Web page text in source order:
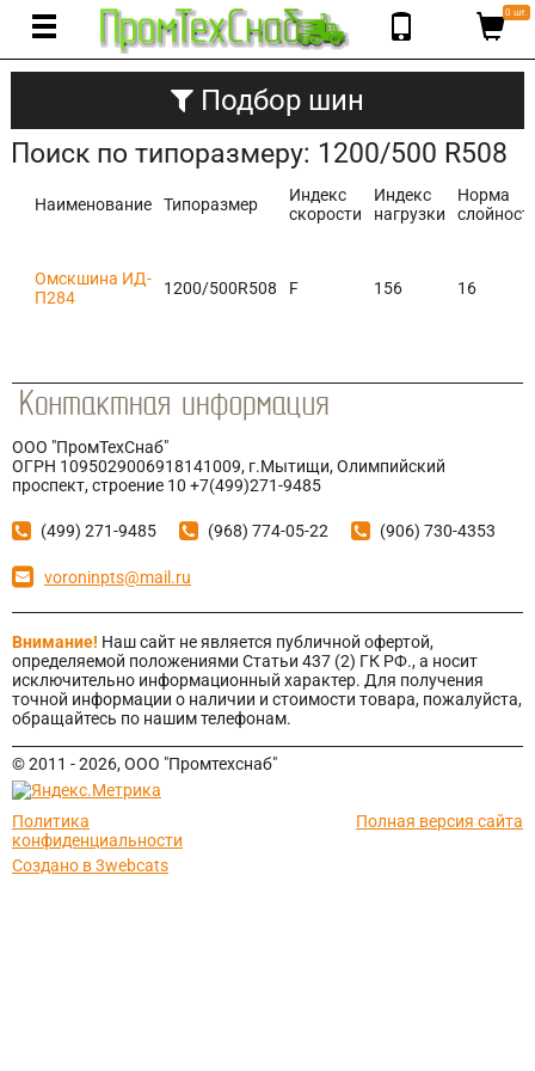
0 шт.
Подбор шин
Поиск по типоразмеру: 1200/500 R508
Наименование Типоразмер
Индекс
скорости
Индекс
нагрузки
Норма
Омскшина ИД-
П284
1200/500R508 F 156 16
ООО "ПромТехСнаб"
ОГРН 1095029006918141009, г.Мытищи, Олимпийский
проспект, строение 10 +7(499)271-9485
(499) 271-9485 (968) 774-05-22 (906) 730-4353
voroninpts@mail.ru
Внимание! Наш сайт не является публичной офертой,
определяемой положениями Статьи 437 (2) ГК РФ., а носит
исключительно информационный характер. Для получения
точной информации о наличии и стоимости товара, пожалуйста,
обращайтесь по нашим телефонам.
© 2011 - 2026, ООО "Промтехснаб"
Политика
конфиденциальности
Cоздано в 3webcats
Полная версия сайта